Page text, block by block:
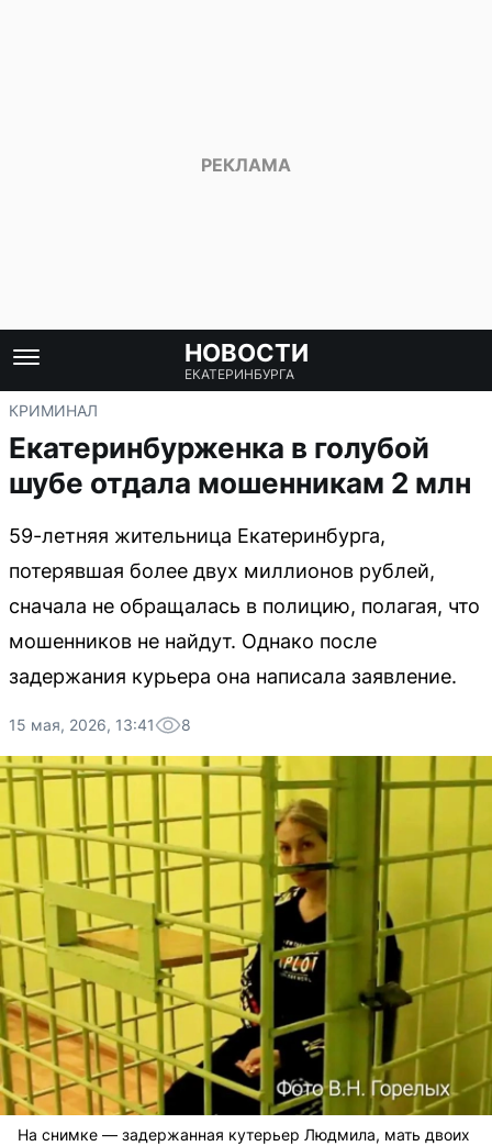
НОВОСТИ
ЕКАТЕРИНБУРГА
КРИМИНАЛ
Екатеринбурженка в голубой
шубе отдала мошенникам 2 млн
59-летняя жительница Екатеринбурга,
потерявшая более двух миллионов рублей,
сначала не обращалась в полицию, полагая, что
мошенников не найдут. Однако после
задержания курьера она написала заявление.
15 мая, 2026, 13:41 8
На снимке — задержанная кутерьер Людмила, мать двоих